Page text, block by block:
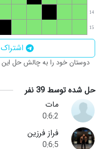
14
15
دوستان خود را به چالش حل این
حل شده توسط 39 نفر
مات
0:6:2
فراز فرزین
0:6:5